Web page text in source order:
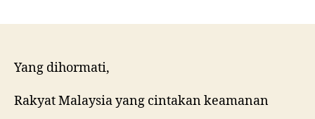
Yang dihormati,
Rakyat Malaysia yang cintakan keamanan